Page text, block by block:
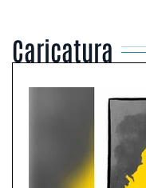
Caricatura